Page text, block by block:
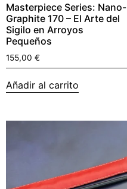
Masterpiece Series: Nano-
Graphite 170 – El Arte del
Sigilo en Arroyos
Pequeños
155,00 €
Añadir al carrito